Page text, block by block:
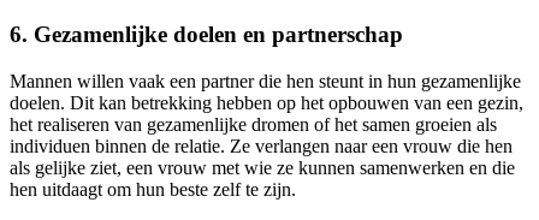
6. Gezamenlijke doelen en partnerschap
Mannen willen vaak een partner die hen steunt in hun gezamenlijke
doelen. Dit kan betrekking hebben op het opbouwen van een gezin,
het realiseren van gezamenlijke dromen of het samen groeien als
individuen binnen de relatie. Ze verlangen naar een vrouw die hen
als gelijke ziet, een vrouw met wie ze kunnen samenwerken en die
hen uitdaagt om hun beste zelf te zijn.